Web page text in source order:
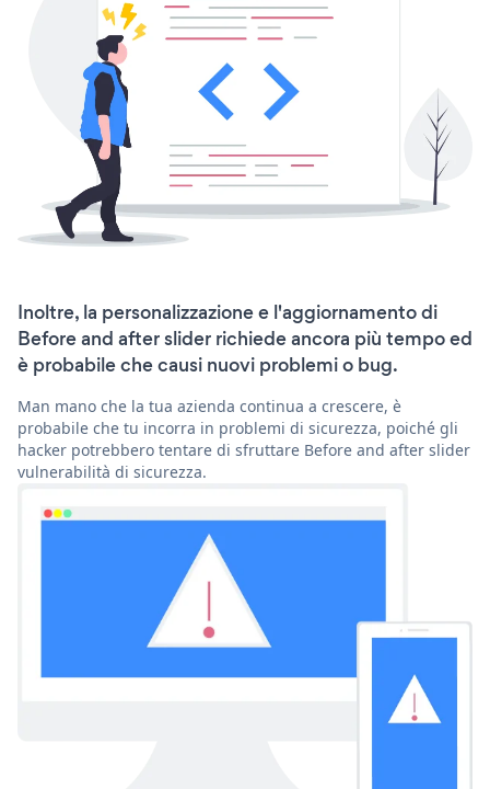
Inoltre, la personalizzazione e l'aggiornamento di
Before and after slider richiede ancora più tempo ed
è probabile che causi nuovi problemi o bug.
Man mano che la tua azienda continua a crescere, è
probabile che tu incorra in problemi di sicurezza, poiché gli
hacker potrebbero tentare di sfruttare Before and after slider
vulnerabilità di sicurezza.